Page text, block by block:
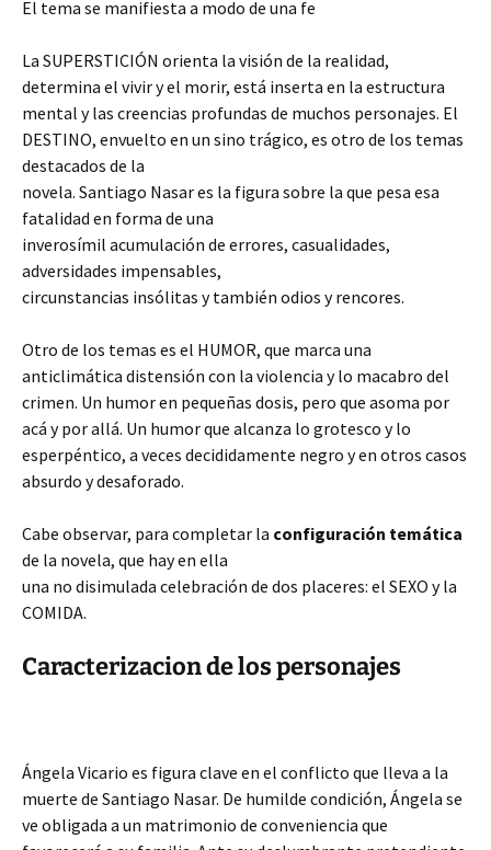
El tema se manifiesta a modo de una fe
La SUPERSTICIÓN orienta la visión de la realidad,
determina el vivir y el morir, está inserta en la estructura
mental y las creencias profundas de muchos personajes. El
DESTINO, envuelto en un sino trágico, es otro de los temas
destacados de la
novela. Santiago Nasar es la figura sobre la que pesa esa
fatalidad en forma de una
inverosímil acumulación de errores, casualidades,
adversidades impensables,
circunstancias insólitas y también odios y rencores.
Otro de los temas es el HUMOR, que marca una
anticlimática distensión con la violencia y lo macabro del
crimen. Un humor en pequeñas dosis, pero que asoma por
acá y por allá. Un humor que alcanza lo grotesco y lo
esperpéntico, a veces decididamente negro y en otros casos
absurdo y desaforado.
Cabe observar, para completar la configuración temática
de la novela, que hay en ella
una no disimulada celebración de dos placeres: el SEXO y la
COMIDA.
Caracterizacion de los personajes
Ángela Vicario es figura clave en el conflicto que lleva a la
muerte de Santiago Nasar. De humilde condición, Ángela se
ve obligada a un matrimonio de conveniencia que